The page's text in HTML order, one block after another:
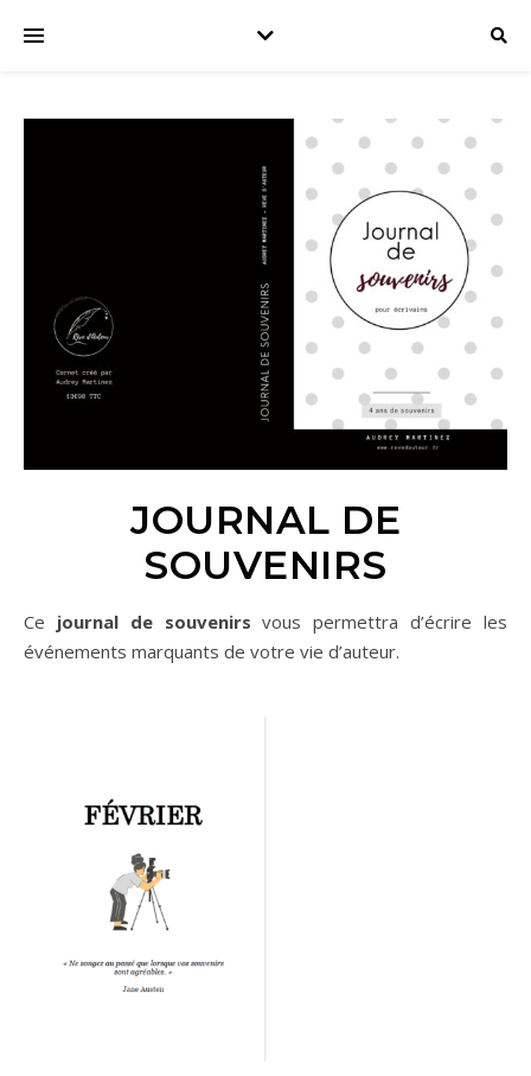
JOURNAL DE
SOUVENIRS
Ce journal de souvenirs vous permettra d’écrire les
événements marquants de votre vie d’auteur.